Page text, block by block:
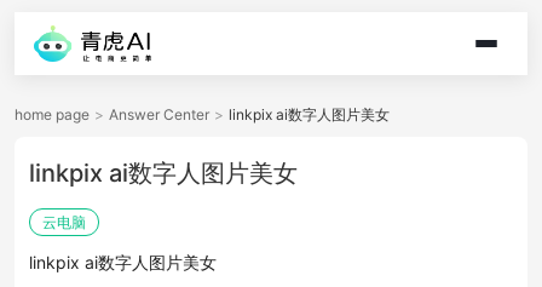
home page > Answer Center > linkpix ai数字人图片美女
linkpix ai数字人图片美女
云电脑
linkpix ai数字人图片美女